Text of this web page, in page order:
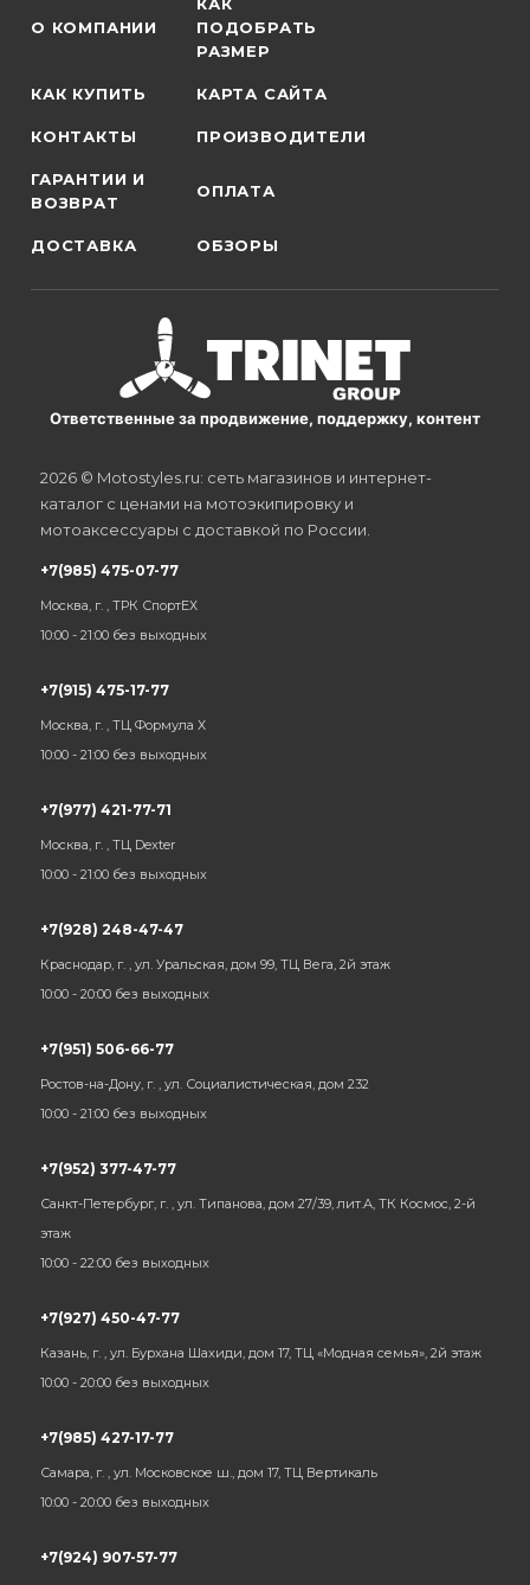
О КОМПАНИИ
ПОДОБРАТЬ
РАЗМЕР
КАК КУПИТЬ КАРТА САЙТА
КОНТАКТЫ ПРОИЗВОДИТЕЛИ
ГАРАНТИИ И
ВОЗВРАТ
ОПЛАТА
ДОСТАВКА ОБЗОРЫ
Ответственные за продвижение, поддержку, контент
2026 © Motostyles.ru: сеть магазинов и интернет-
каталог с ценами на мотоэкипировку и
мотоаксессуары с доставкой по России.
+7(985) 475-07-77
Москва, г. , ТРК СпортЕХ
10:00 - 21:00 без выходных
+7(915) 475-17-77
Москва, г. , ТЦ Формула Х
10:00 - 21:00 без выходных
+7(977) 421-77-71
Москва, г. , ТЦ Dexter
10:00 - 21:00 без выходных
+7(928) 248-47-47
Краснодар, г. , ул. Уральская, дом 99, ТЦ Вега, 2й этаж
10:00 - 20:00 без выходных
+7(951) 506-66-77
Ростов-на-Дону, г. , ул. Социалистическая, дом 232
10:00 - 21:00 без выходных
+7(952) 377-47-77
Санкт-Петербург, г. , ул. Типанова, дом 27/39, лит.А, ТК Космос, 2-й
этаж
10:00 - 22:00 без выходных
+7(927) 450-47-77
Казань, г. , ул. Бурхана Шахиди, дом 17, ТЦ «Модная семья», 2й этаж
10:00 - 20:00 без выходных
+7(985) 427-17-77
Самара, г. , ул. Московское ш., дом 17, ТЦ Вертикаль
10:00 - 20:00 без выходных
+7(924) 907-57-77